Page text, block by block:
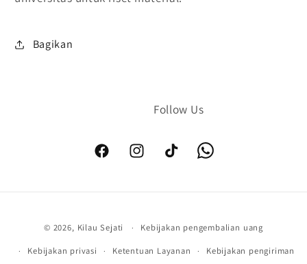
Bagikan
FacebookInstagramTikTok
pembayaran
© 2026, Kilau Sejati
Kebijakan pengembalian uang
Kebijakan privasi
Ketentuan Layanan Kebijakan pengiriman